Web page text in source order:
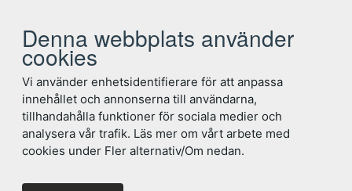
Denna webbplats använder
cookies
Vi använder enhetsidentifierare för att anpassa
innehållet och annonserna till användarna,
tillhandahålla funktioner för sociala medier och
analysera vår trafik. Läs mer om vårt arbete med
cookies under Fler alternativ/Om nedan.
0897
info@flagga.com
Flaggregler